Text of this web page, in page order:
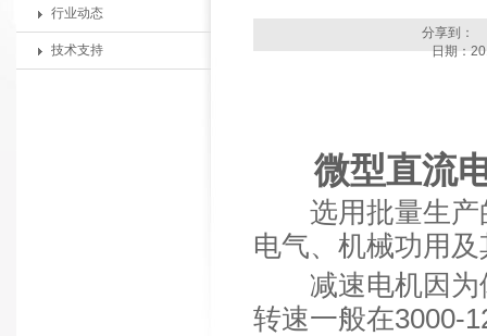
行业动态
技术支持
分享到：
日期：
微型直流
选用批量生产
电气、机械功用
减速电机因为
转速一般在3000-